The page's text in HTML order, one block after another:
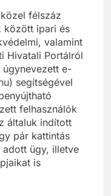
félszáz
között ipari és
valamint
Hivatali Portálról
e-
segítségével
felhasználók
általuk indított
pár kattintás
adott ügy, illetve
is